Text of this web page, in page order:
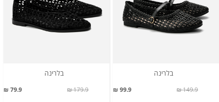
בלרינה
99.9 ₪ 149.9 ₪
בלרינה
79.9 ₪ 179.9 ₪